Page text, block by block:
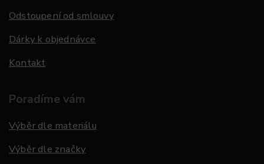
Odstoupení od smlouvy
Dárky k objednávce
Kontakt
Poradíme vám
Výběr dle materiálu
Výběr dle značky